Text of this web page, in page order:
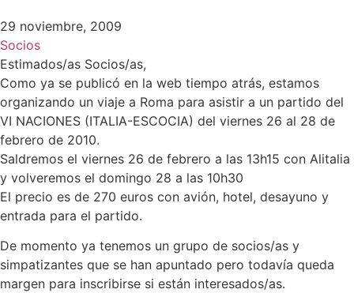
29 noviembre, 2009
Socios
Estimados/as Socios/as,
Como ya se publicó en la web tiempo atrás, estamos
organizando un viaje a Roma para asistir a un partido del
VI NACIONES (ITALIA-ESCOCIA) del viernes 26 al 28 de
febrero de 2010.
Saldremos el viernes 26 de febrero a las 13h15 con Alitalia
y volveremos el domingo 28 a las 10h30
El precio es de 270 euros con avión, hotel, desayuno y
entrada para el partido.
De momento ya tenemos un grupo de socios/as y
simpatizantes que se han apuntado pero todavía queda
margen para inscribirse si están interesados/as.